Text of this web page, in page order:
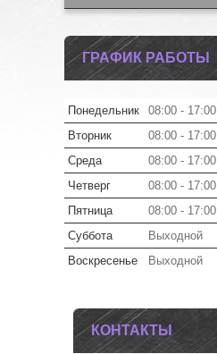
ГРАФИК РАБОТЫ
Понедельник 08:00 17:00
Вторник
08:00 17:00
Среда
08:00 17:00
Четверг
08:00 17:00
Пятница
08:00 17:00
Суббота
Выходной
Воскресенье
Выходной
КОНТАКТЫ